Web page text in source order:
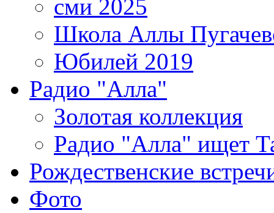
сми 2025
Школа Аллы
Юбилей 2019
Радио "Алла"
Золотая коллекция
Радио "Алла" ищет
Рождественские
Фото